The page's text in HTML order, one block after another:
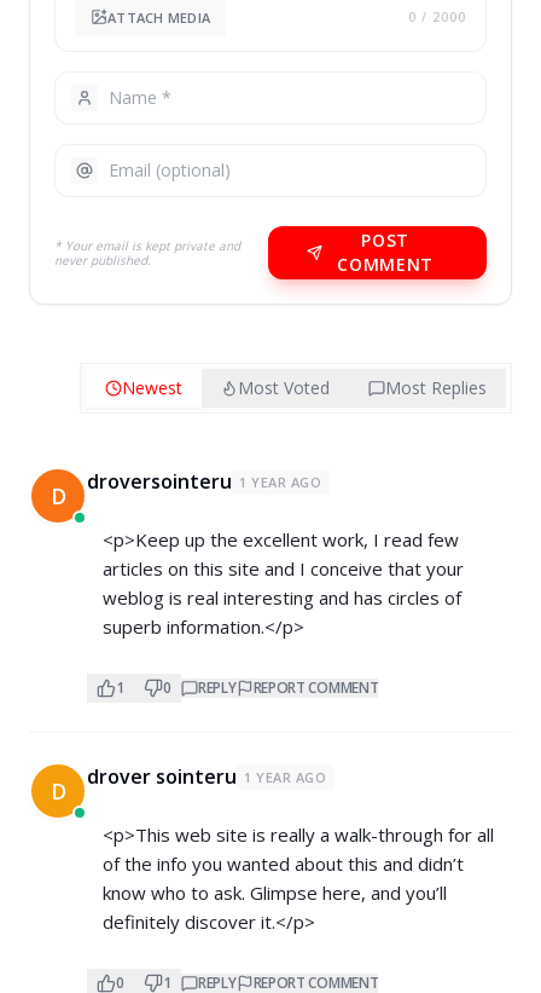
ATTACH MEDIA 0 / 2000
* Your email is kept private and
never published.
POST
COMMENT
Newest Most Voted Most Replies
D droversointeru 1 YEAR AGO
<p>Keep up the excellent work, I read few
articles on this site and I conceive that your
weblog is real interesting and has circles of
superb information.</p>
1 0 REPLY REPORT COMMENT
D drover sointeru 1 YEAR AGO
<p>This web site is really a walk-through for all
of the info you wanted about this and didn’t
know who to ask. Glimpse here, and you’ll
definitely discover it.</p>
0 1 REPLY REPORT COMMENT